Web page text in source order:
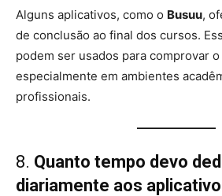
Alguns aplicativos, como o Busuu,
de conclusão ao final dos cursos.
podem ser usados para comprovar
especialmente em ambientes
profissionais.
8. Quanto tempo devo
diariamente aos